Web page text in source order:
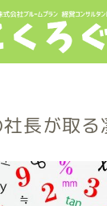
長が取